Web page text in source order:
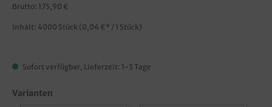
Brutto: 175,90 €
Inhalt: 4000 Stück (0,04 €* / 1 Stück)
Sofort verfügbar, Lieferzeit: 1-3 Tage
Varianten